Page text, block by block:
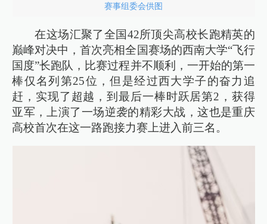
赛事组委会供图
在这场汇聚了全国42所顶尖高校长跑精英的
巅峰对决中，首次亮相全国赛场的西南大学“飞行
国度”长跑队，比赛过程并不顺利，一开始的第一
棒仅名列第25位，但是经过西大学子的奋力追
赶，实现了超越，到最后一棒时跃居第2，获得
亚军，上演了一场逆袭的精彩大战，这也是重庆
高校首次在这一路跑接力赛上进入前三名。